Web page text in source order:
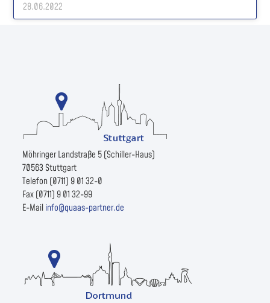
28.06.2022
Möhringer Landstraße 5 (Schiller-Haus)
70563 Stuttgart
Telefon (0711) 9 01 32-0
Fax (0711) 9 01 32-99
E-Mailinfo@quaas-partner.de